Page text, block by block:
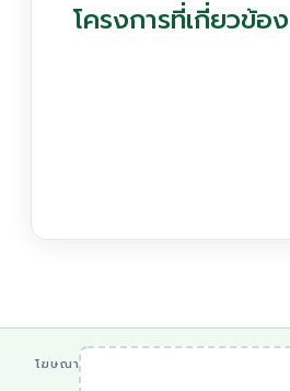
โครงการที่เกี่ยวข้อง
โฆษณา